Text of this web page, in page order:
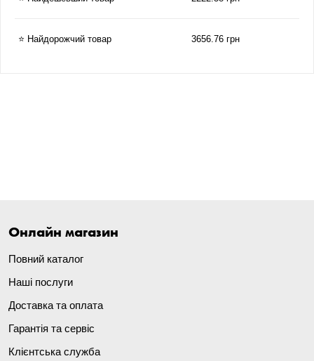
⭐ Найдорожчий товар 3656.76 грн
Онлайн магазин
Повний каталог
Наші послуги
Доставка та оплата
Гарантія та сервіс
Клієнтська служба